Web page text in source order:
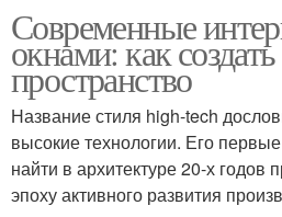
Современные
окнами: как
пространство
Название стиля high-tech
высокие технологии. Его
найти в архитектуре 20-х годов
эпоху активного развития